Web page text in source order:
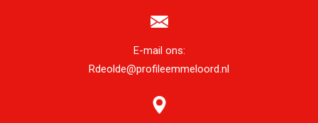
E-mail ons:
Rdeolde@profileemmeloord.nl